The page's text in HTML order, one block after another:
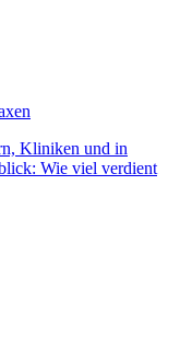
Kliniken und in
Wie viel verdient